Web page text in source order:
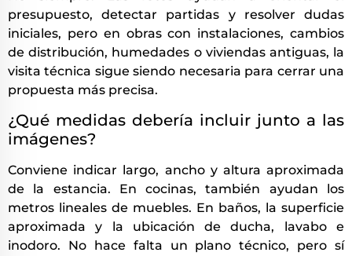
presupuesto, detectar partidas y resolver dudas
iniciales, pero en obras con instalaciones, cambios
de distribución, humedades o viviendas antiguas, la
visita técnica sigue siendo necesaria para cerrar una
propuesta más precisa.
¿Qué medidas debería incluir junto a las
imágenes?
Conviene indicar largo, ancho y altura aproximada
de la estancia. En cocinas, también ayudan los
metros lineales de muebles. En baños, la superficie
aproximada y la ubicación de ducha, lavabo e
inodoro. No hace falta un plano técnico, pero sí